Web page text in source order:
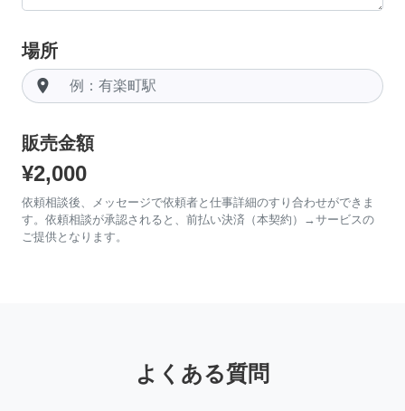
場所
room
販売金額
¥2,000
依頼相談後、メッセージで依頼者と仕事詳細のすり合わせができま
す。依頼相談が承認されると、前払い決済（本契約）→サービスの
ご提供となります。
よくある質問